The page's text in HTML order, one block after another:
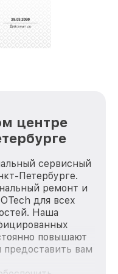
получали только
отличную
наш сервис еще
центре
сервисный
Петербурге.
ремонт и
для всех
Наша
повышают
вам